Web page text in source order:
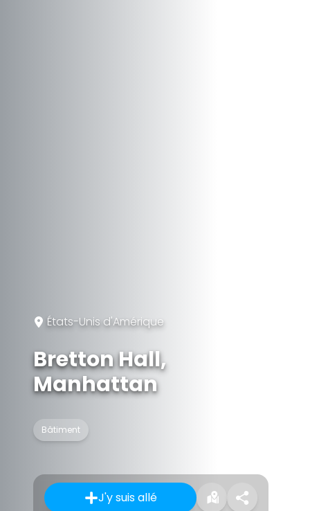
États-Unis d'Amérique
Bretton Hall,
Manhattan
Bâtiment
J'y suis allé